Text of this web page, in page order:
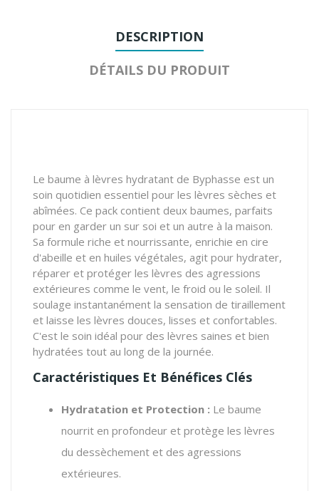
DESCRIPTION
DÉTAILS DU PRODUIT
Le baume à lèvres hydratant de Byphasse est un
soin quotidien essentiel pour les lèvres sèches et
abîmées. Ce pack contient deux baumes, parfaits
pour en garder un sur soi et un autre à la maison.
Sa formule riche et nourrissante, enrichie en cire
d'abeille et en huiles végétales, agit pour hydrater,
réparer et protéger les lèvres des agressions
extérieures comme le vent, le froid ou le soleil. Il
soulage instantanément la sensation de tiraillement
et laisse les lèvres douces, lisses et confortables.
C'est le soin idéal pour des lèvres saines et bien
hydratées tout au long de la journée.
Caractéristiques Et Bénéfices Clés
Hydratation et Protection : Le baume
nourrit en profondeur et protège les lèvres
du dessèchement et des agressions
extérieures.